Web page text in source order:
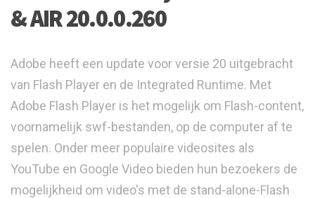
& AIR 20.0.0.260
Adobe heeft een update voor versie 20 uitgebracht
van Flash Player en de Integrated Runtime. Met
Adobe Flash Player is het mogelijk om Flash-content,
voornamelijk swf-bestanden, op de computer af te
spelen. Onder meer populaire videosites als
YouTube en Google Video bieden hun bezoekers de
mogelijkheid om video's met de stand-alone-Flash